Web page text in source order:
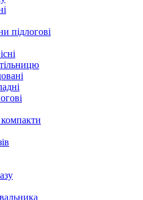
підлогові
компакти